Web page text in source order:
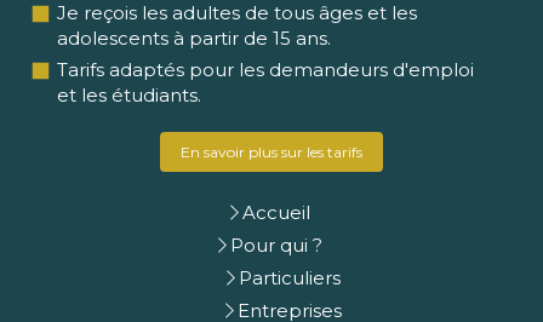
Je reçois les adultes de tous âges et les
adolescents à partir de 15 ans.
Tarifs adaptés pour les demandeurs d'emploi
et les étudiants.
En savoir plus sur les tarifs
Accueil
Pour qui ?
Particuliers
Entreprises